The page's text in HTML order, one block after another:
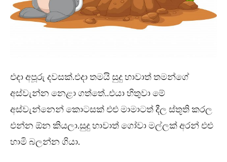
එදා අපූරු දවසක්.එදා තමයි සුදු හාවාත් තමන්ගේ
අස්වැන්න නෙළා ගත්තේ..එයා හිතුවා මේ
අස්වැන්නෙන් කොටසක් එළු මාමාටත් දීල ස්තූති කරල
එන්න ඕන කියලා.සුදු හාවාත් ගෝවා මල්ලක් අරන් එළු
හාමි බලන්න ගියා.